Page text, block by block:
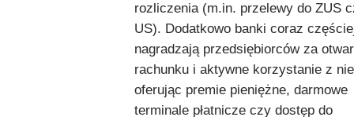
rozliczenia (m.in. przelewy do ZUS
US). Dodatkowo banki coraz
nagradzają przedsiębiorców za
rachunku i aktywne korzystanie z
oferując premie pieniężne, darmowe
terminale płatnicze czy dostęp do